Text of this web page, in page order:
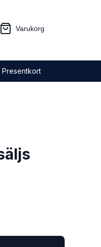
Varukorg
Presentkort